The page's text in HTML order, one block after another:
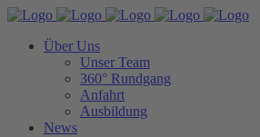
Über Uns
Unser Team
360° Rundgang
Anfahrt
Ausbildung
News